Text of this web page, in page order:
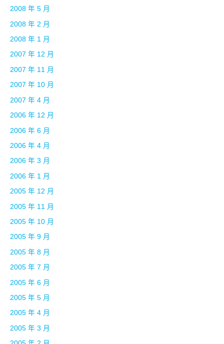
2008 年 5 月
2008 年 2 月
2008 年 1 月
2007 年 12 月
2007 年 11 月
2007 年 10 月
2007 年 4 月
2006 年 12 月
2006 年 6 月
2006 年 4 月
2006 年 3 月
2006 年 1 月
2005 年 12 月
2005 年 11 月
2005 年 10 月
2005 年 9 月
2005 年 8 月
2005 年 7 月
2005 年 6 月
2005 年 5 月
2005 年 4 月
2005 年 3 月